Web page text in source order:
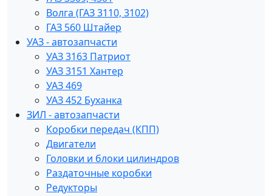
Волга (ГАЗ 3110, 3102)
ГАЗ 560 Штайер
УАЗ - автозапчасти
УАЗ 3163 Патриот
УАЗ 3151 Хантер
УАЗ 469
УАЗ 452 Буханка
ЗИЛ - автозапчасти
Коробки передач (КПП)
Двигатели
Головки и блоки цилиндров
Раздаточные коробки
Редукторы